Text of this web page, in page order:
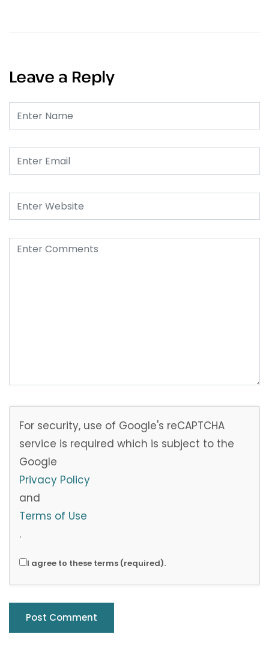
Leave a Reply
For security, use of Google's reCAPTCHA
service is required which is subject to the
Google
Privacy Policy
and
Terms of Use
.
I agree to these terms (required).